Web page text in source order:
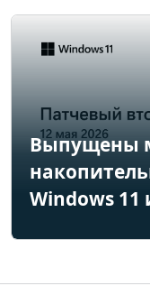
Выпущены
Windows 11